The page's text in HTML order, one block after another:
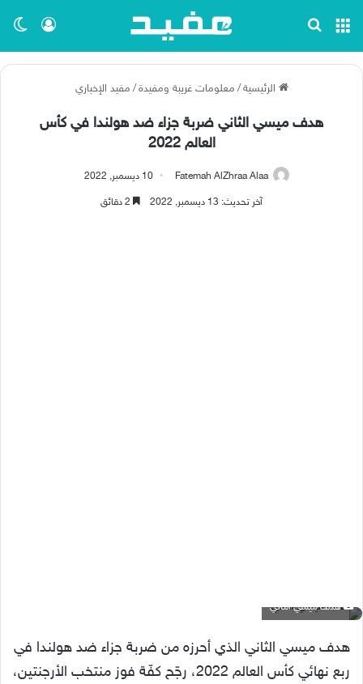
تسجيل القائمة
الرئيسية / معلومات غريبة ومفيدة / مفيد الإخباري
هدف ميسي الثاني ضربة جزاء ضد هولندا في كأس
العالم 2022
Fatemah AlZhraa Alaa 10 ديسمبر, 2022
آخر تحديث: 13 ديسمبر, 2022
هدف ميسي الثاني
هدف ميسي الثاني الذي أحرزه من ضربة جزاء ضد هولندا في
ربع نهائي كأس العالم 2022، رجّح كفّة فوز منتخب الأرجنتين،